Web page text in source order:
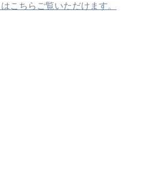
こちらご覧いただけます。